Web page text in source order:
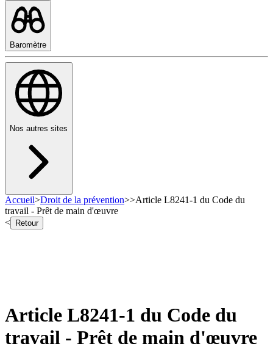
Baromètre
Nos autres sites
Accueil>Droit de la prévention>>Article L8241-1 du Code du
travail - Prêt de main d'œuvre
<
Retour
Article L8241-1 du Code du
travail - Prêt de main d'œuvre